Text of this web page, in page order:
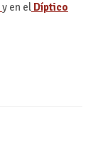
y en elDíptico